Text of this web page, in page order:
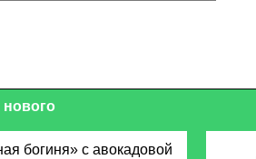
нового
богиня» с авокадовой